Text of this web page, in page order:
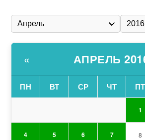
« АПРЕЛЬ
ПН ВТ СР ЧТ ПТ
1
4 5 6 7 8